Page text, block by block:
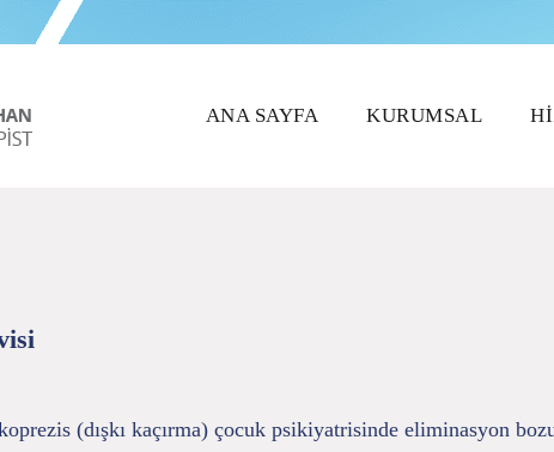
ANA SAYFA KURUMSAL
(dışkı kaçırma) çocuk psikiyatrisinde eliminasyon